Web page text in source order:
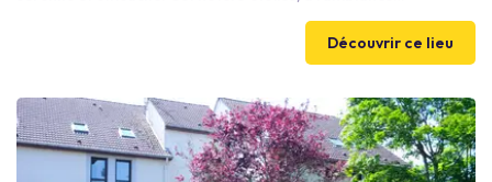
séjours professionnels, les groupes et les séminaires
résidentiels dans la métropole dijonnaise, au calme de la
Découvrir ce lieu